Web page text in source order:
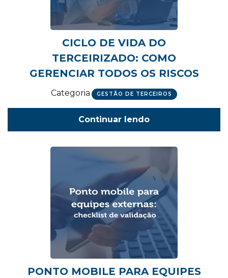
CICLO DE VIDA DO
TERCEIRIZADO: COMO
GERENCIAR TODOS OS RISCOS
Categoria GESTÃO DE TERCEIROS
Continuar lendo
PONTO MOBILE PARA EQUIPES